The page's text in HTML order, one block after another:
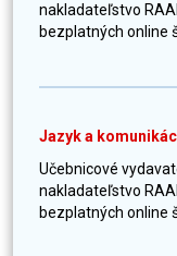
nakladateľstvo
bezplatných online
Jazyk a
Učebnicové
nakladateľstvo
bezplatných online